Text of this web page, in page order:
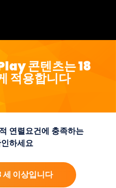
을 발휘하세요. Fire, Water 과
인지 선택하고 최대 3 명의 마녀
콘텐츠는 18
적용합니다
연렬요건에 충족하는
하세요
세 이상입니다